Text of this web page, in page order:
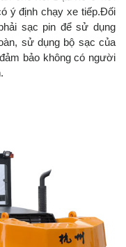
ý định chạy xe tiếp.Đối
sạc pin để sử dụng
sử dụng bộ sạc của
bảo không có người